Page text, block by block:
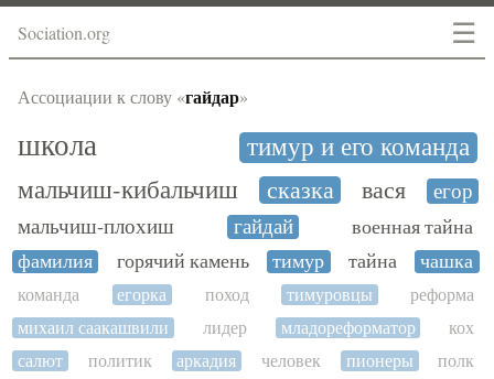
☰
Sociation.org
Ассоциации к слову «гайдар»
школа тимур и его команда
мальчиш-кибальчиш сказка вася
егор
мальчиш-плохиш
гайдай
военная тайна
фамилия
горячий камень тимур тайна чашка
команда егорка поход тимуровцы
реформа
михаил саакашвили
лидер младореформатор
кох
салют
политик аркадия человек пионеры
полк